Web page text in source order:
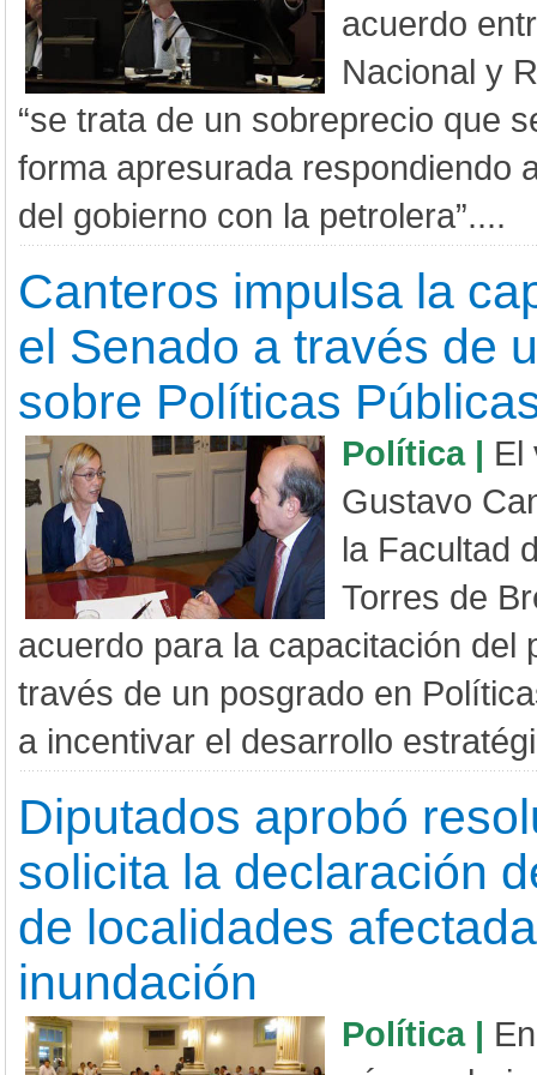
acuerdo
Nacional y
“se trata de un sobreprecio que
forma apresurada respondiendo
del gobierno con la petrolera”....
Canteros impulsa la
el Senado a través de
sobre Políticas
Política | El
Gustavo
la Facultad
Torres de
acuerdo para la capacitación del
través de un posgrado en
a incentivar el desarrollo
Diputados aprobó
solicita la declaración
de localidades
inundación
Política |